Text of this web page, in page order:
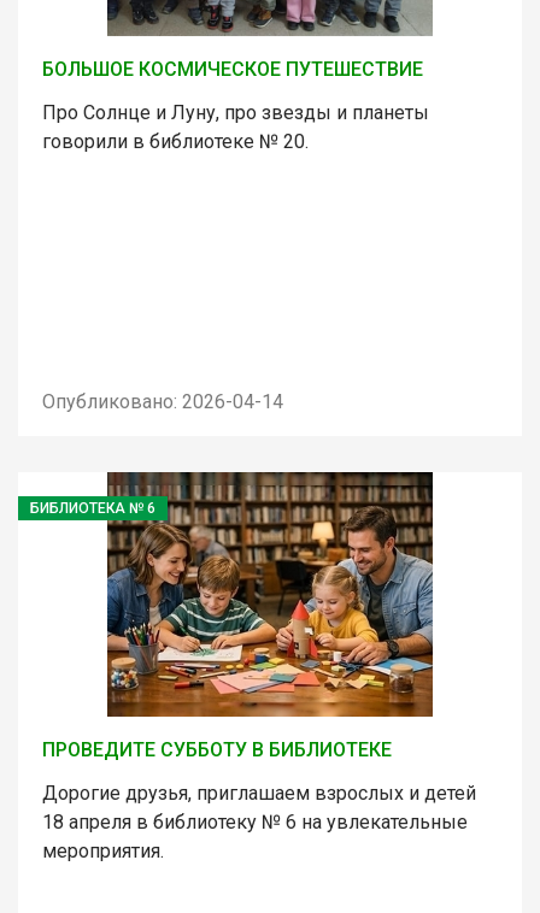
БОЛЬШОЕ КОСМИЧЕСКОЕ ПУТЕШЕСТВИЕ
Про Солнце и Луну, про звезды и планеты
говорили в библиотеке № 20.
Опубликовано: 2026-04-14
БИБЛИОТЕКА № 6
ПРОВЕДИТЕ СУББОТУ В БИБЛИОТЕКЕ
Дорогие друзья, приглашаем взрослых и детей
18 апреля в библиотеку № 6 на увлекательные
мероприятия.